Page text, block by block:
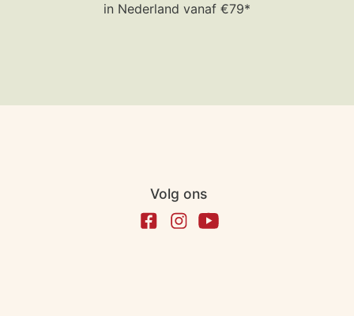
in Nederland vanaf €79*
Volg ons